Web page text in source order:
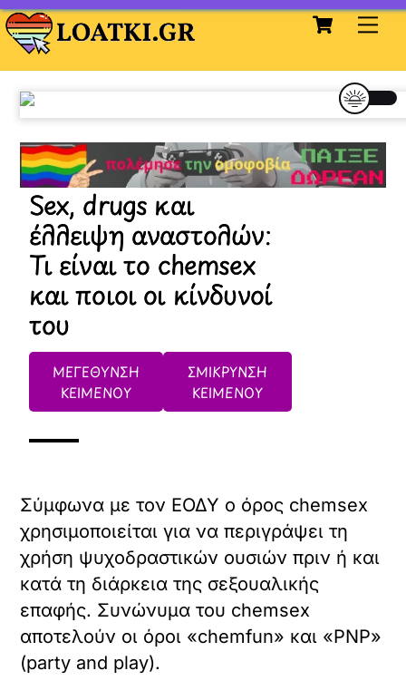
Skip
to
content
Cart
Sex, drugs και
έλλειψη αναστολών:
Τι είναι το chemsex
και ποιοι οι κίνδυνοί
του
ΜΕΓΕΘΥΝΣΗ
ΚΕΙΜΕΝΟΥ
ΣΜΙΚΡΥΝΣΗ
ΚΕΙΜΕΝΟΥ
Σύμφωνα με τον ΕΟΔΥ ο όρος chemsex
χρησιμοποιείται για να περιγράψει τη
χρήση ψυχοδραστικών ουσιών πριν ή και
κατά τη διάρκεια της σεξουαλικής
επαφής. Συνώνυμα του chemsex
αποτελούν οι όροι «chemfun» και «PNP»
(party and play).